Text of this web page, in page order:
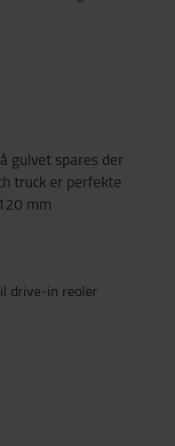
gulvet spares der
truck er perfekte
mm